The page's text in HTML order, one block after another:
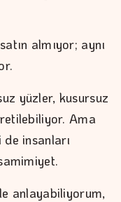
almıyor; aynı
yüzler, kusursuz
Ama
insanları
anlayabiliyorum,